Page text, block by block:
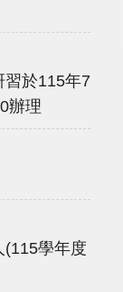
習於115年7
辦理
(115學年度